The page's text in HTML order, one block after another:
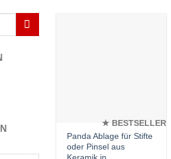
★ BESTSELLER
Panda Ablage für Stifte
oder Pinsel aus